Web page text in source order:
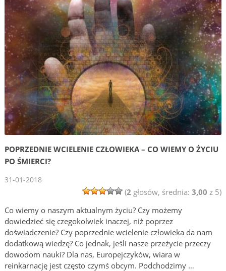
POPRZEDNIE WCIELENIE CZŁOWIEKA – CO WIEMY O ŻYCIU
PO ŚMIERCI?
31-01-2018
(2 głosów, średnia: 3,00 z 5)
Co wiemy o naszym aktualnym życiu? Czy możemy
dowiedzieć się czegokolwiek inaczej, niż poprzez
doświadczenie? Czy poprzednie wcielenie człowieka da nam
dodatkową wiedzę? Co jednak, jeśli nasze przeżycie przeczy
dowodom nauki? Dla nas, Europejczyków, wiara w
reinkarnację jest często czymś obcym. Podchodzimy …